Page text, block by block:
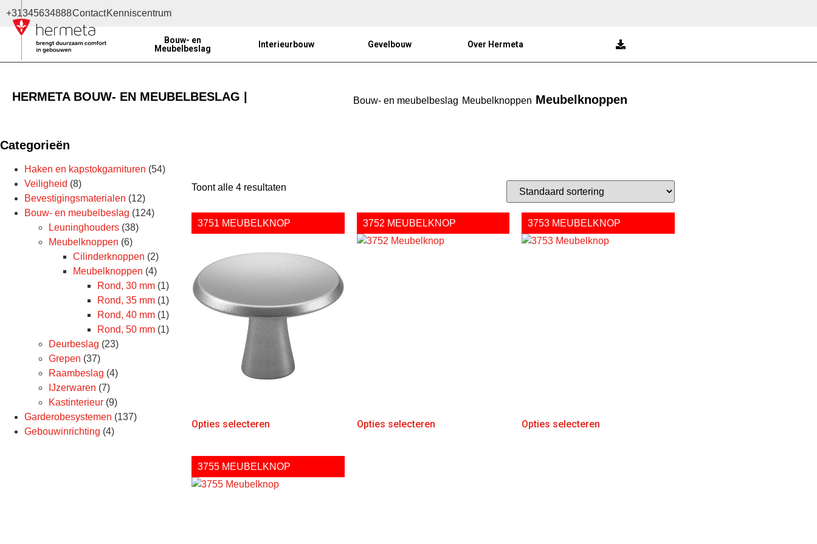
+31345634888ContactKenniscentrum
Bouw- en
Meubelbeslag
Interieurbouw Gevelbouw Over Hermeta
HERMETA BOUW- EN MEUBELBESLAG | Bouw- en meubelbeslag Meubelknoppen Meubelknoppen
Categorieën
Haken en kapstokgarnituren (54)
Veiligheid (8)
Bevestigingsmaterialen (12)
Bouw- en meubelbeslag (124)
Leuninghouders (38)
Meubelknoppen (6)
Cilinderknoppen (2)
Meubelknoppen (4)
Rond, 30 mm (1)
Rond, 35 mm (1)
Rond, 40 mm (1)
Rond, 50 mm (1)
Deurbeslag (23)
Grepen (37)
Raambeslag (4)
IJzerwaren (7)
Kastinterieur (9)
Garderobesystemen (137)
Gebouwinrichting (4)
Toont alle 4 resultaten
3751 MEUBELKNOP
Opties selecteren
3752 MEUBELKNOP
Opties selecteren
3753 MEUBELKNOP
Opties selecteren
3755 MEUBELKNOP